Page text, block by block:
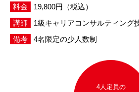
料金
19,800円（税込）
講師
1級キャリアコンサルティング
備考
4名限定の少人数制
4人定員の